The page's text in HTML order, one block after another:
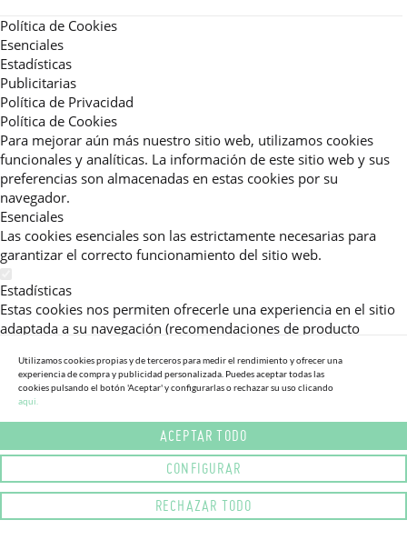
Política de Cookies
Esenciales
Estadísticas
Publicitarias
Política de Privacidad
Política de Cookies
Para mejorar aún más nuestro sitio web, utilizamos cookies
funcionales y analíticas. La información de este sitio web y sus
preferencias son almacenadas en estas cookies por su
navegador.
Esenciales
Las cookies esenciales son las estrictamente necesarias para
garantizar el correcto funcionamiento del sitio web.
Estadísticas
Estas cookies nos permiten ofrecerle una experiencia en el sitio
adaptada a su navegación (recomendaciones de producto
consultadas, etc).Al activar esta cookie, nos ayuda a mejorar aún
más su experiencia.
Publicitarias
Estas cookies permiten a nuestros socios publicitarios enviarle
mensajes específicos y personalizados.
Política de Privacidad
Lea más sobre el uso de cookies en este sitio web en nuestra
Utilizamos cookies propias y de terceros para medir el rendimiento y ofrecer una
experiencia de compra y publicidad personalizada. Puedes aceptar todas las
cookies pulsando el botón 'Aceptar' y configurarlas o rechazar su uso clicando
aqui.
ACEPTAR TODO
CONFIGURAR
RECHAZAR TODO